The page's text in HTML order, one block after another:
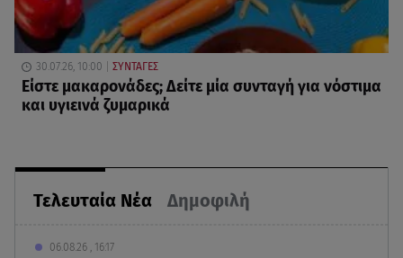
Τελευταία Νέα Δημοφιλή
06.08.26 , 16:17
30.07.26, 10:00 ΣΥΝΤΑΓΕΣ
Είστε μακαρονάδες; Δείτε μία συνταγή για νόστιμα
και υγιεινά ζυμαρικά